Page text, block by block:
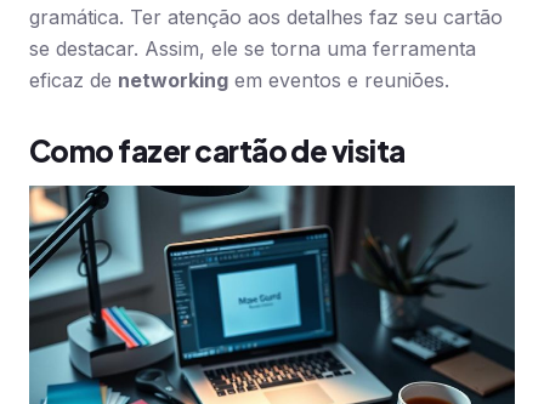
gramática. Ter atenção aos detalhes faz seu cartão
se destacar. Assim, ele se torna uma ferramenta
eficaz de networking em eventos e reuniões.
Como fazer cartão de visita